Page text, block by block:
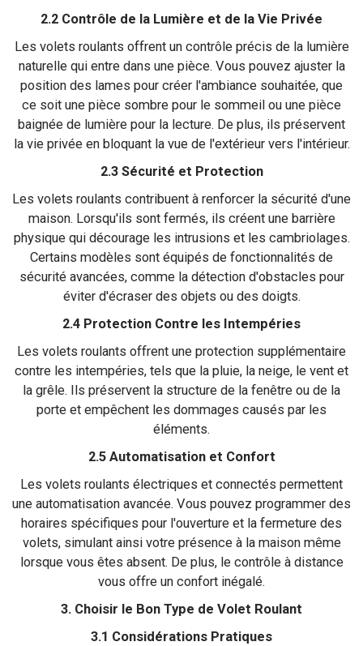
2.2 Contrôle de la Lumière et de la Vie Privée
Les volets roulants offrent un contrôle précis de la lumière
naturelle qui entre dans une pièce. Vous pouvez ajuster la
position des lames pour créer l'ambiance souhaitée, que
ce soit une pièce sombre pour le sommeil ou une pièce
baignée de lumière pour la lecture. De plus, ils préservent
la vie privée en bloquant la vue de l'extérieur vers l'intérieur.
2.3 Sécurité et Protection
Les volets roulants contribuent à renforcer la sécurité d'une
maison. Lorsqu'ils sont fermés, ils créent une barrière
physique qui décourage les intrusions et les cambriolages.
Certains modèles sont équipés de fonctionnalités de
sécurité avancées, comme la détection d'obstacles pour
éviter d'écraser des objets ou des doigts.
2.4 Protection Contre les Intempéries
Les volets roulants offrent une protection supplémentaire
contre les intempéries, tels que la pluie, la neige, le vent et
la grêle. Ils préservent la structure de la fenêtre ou de la
porte et empêchent les dommages causés par les
éléments.
2.5 Automatisation et Confort
Les volets roulants électriques et connectés permettent
une automatisation avancée. Vous pouvez programmer des
horaires spécifiques pour l'ouverture et la fermeture des
volets, simulant ainsi votre présence à la maison même
lorsque vous êtes absent. De plus, le contrôle à distance
vous offre un confort inégalé.
3. Choisir le Bon Type de Volet Roulant
3.1 Considérations Pratiques